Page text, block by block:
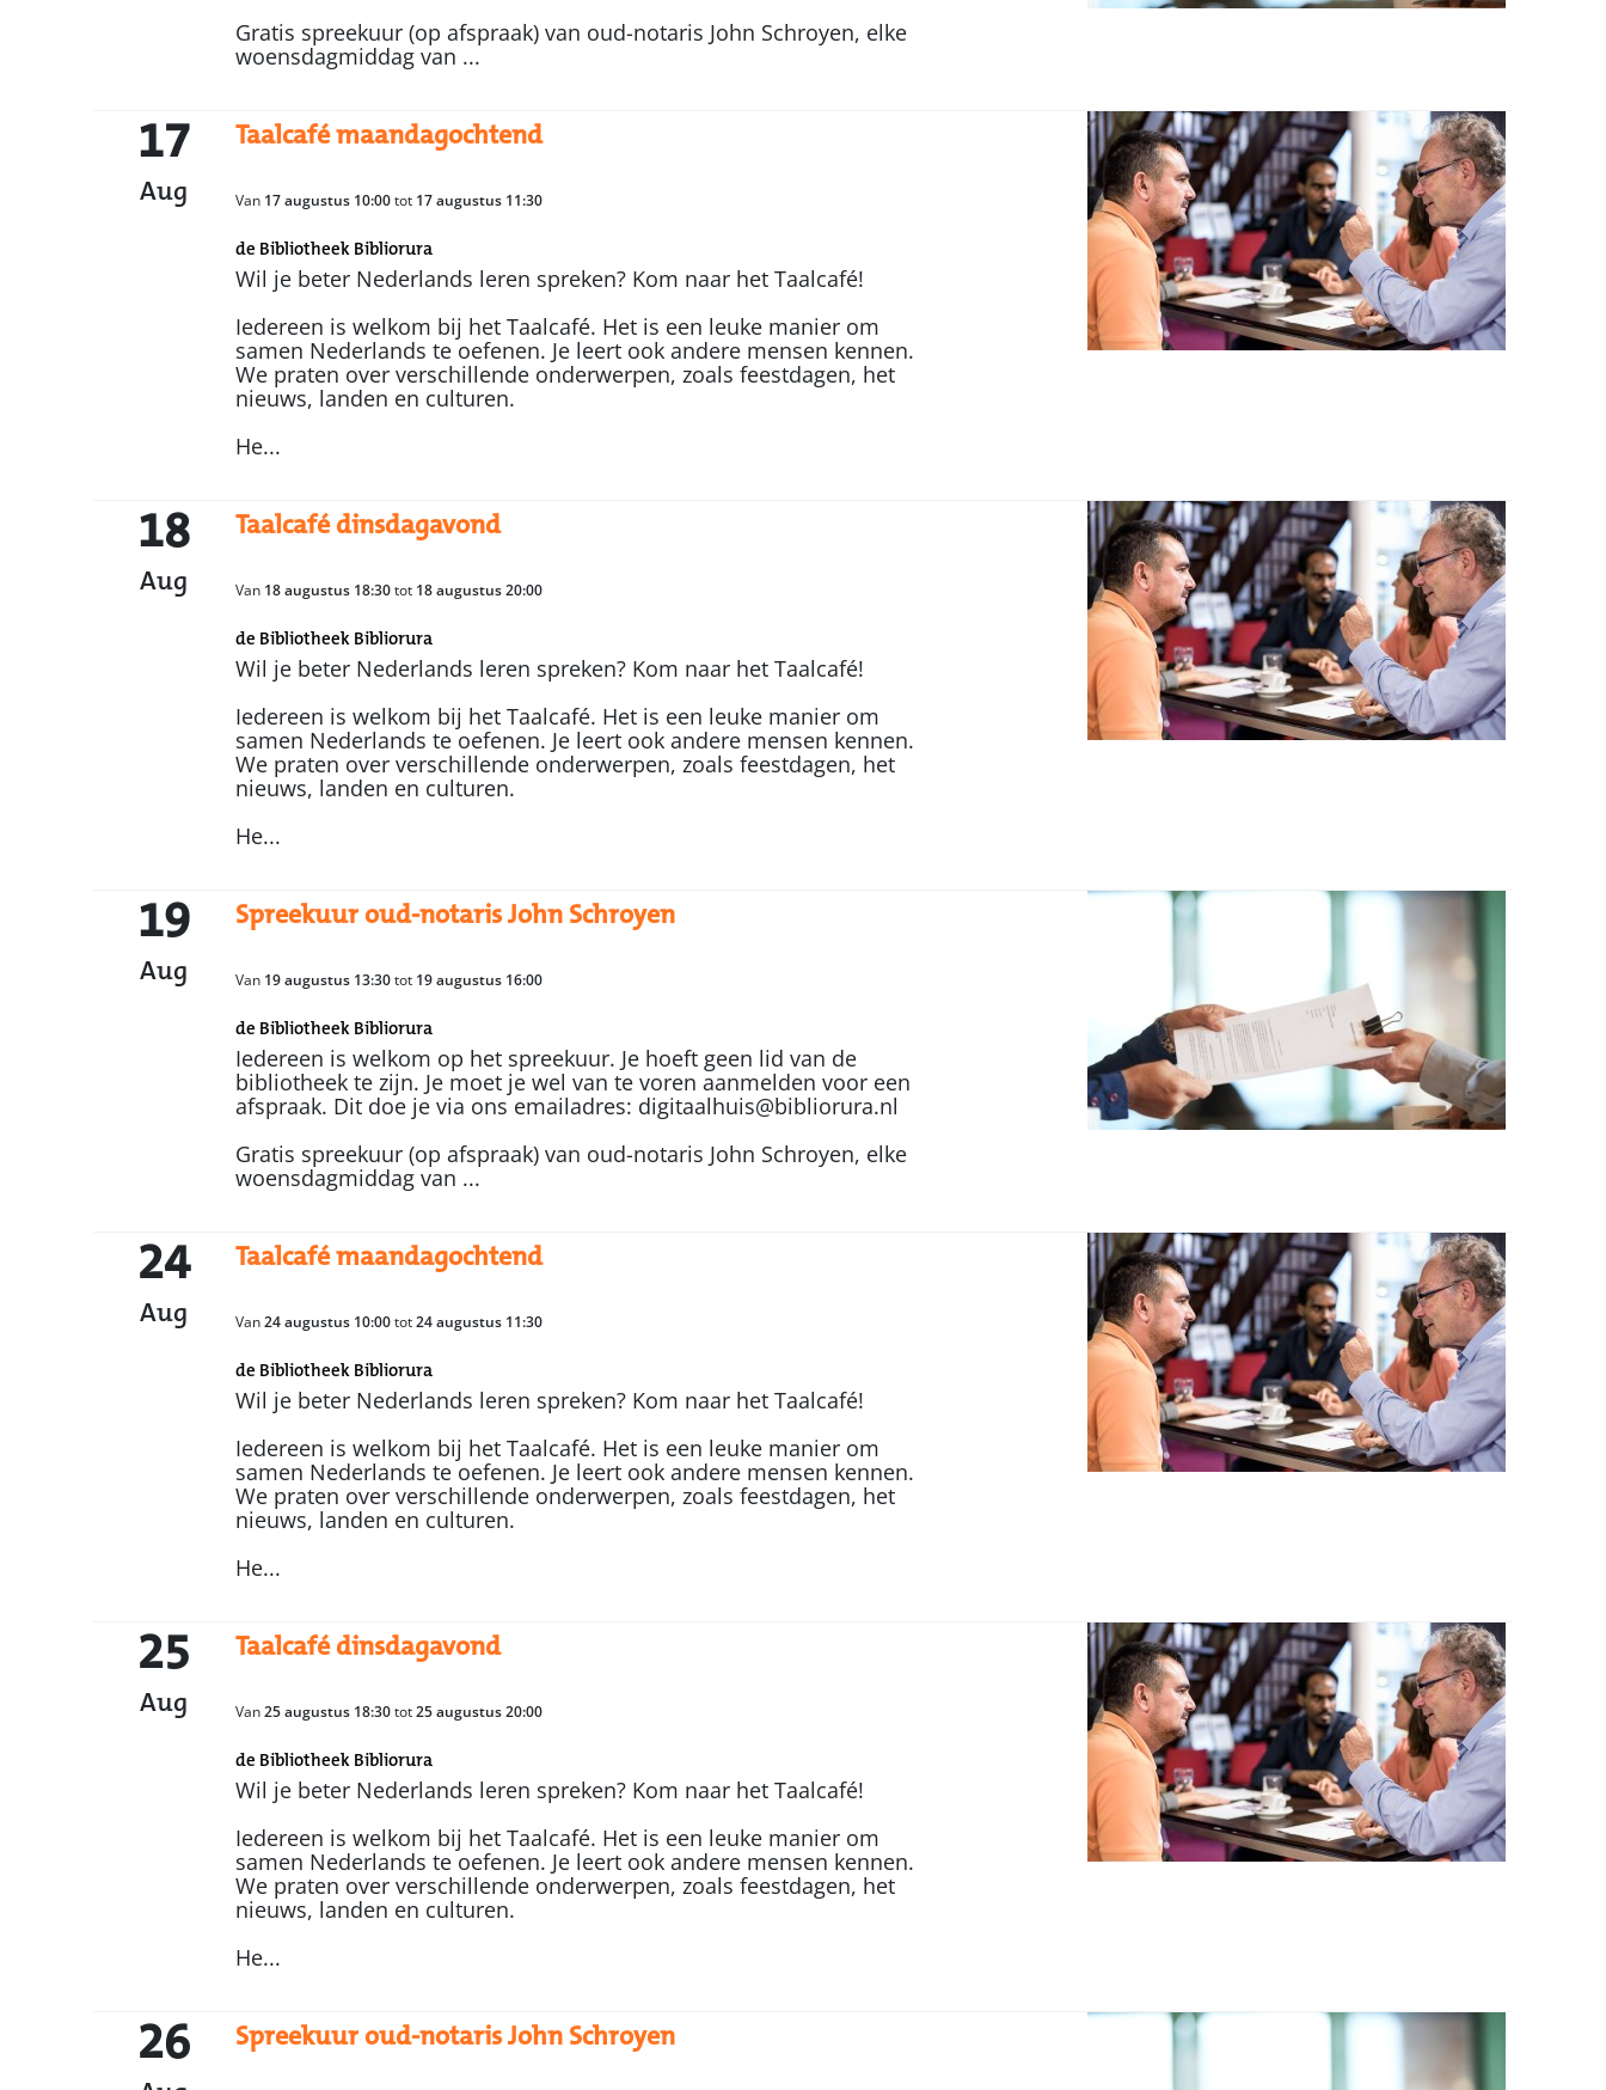
Gratis spreekuur (op afspraak) van oud-notaris John Schroyen, elke
woensdagmiddag van ...
17
Aug
Taalcafé maandagochtend
Van 17 augustus 10:00tot 17 augustus 11:30
de Bibliotheek Bibliorura
Wil je beter Nederlands leren spreken? Kom naar het Taalcafé!
Iedereen is welkom bij het Taalcafé. Het is een leuke manier om
samen Nederlands te oefenen. Je leert ook andere mensen kennen.
We praten over verschillende onderwerpen, zoals feestdagen, het
nieuws, landen en culturen.
He...
18
Aug
Taalcafé dinsdagavond
Van 18 augustus 18:30tot 18 augustus 20:00
de Bibliotheek Bibliorura
Wil je beter Nederlands leren spreken? Kom naar het Taalcafé!
Iedereen is welkom bij het Taalcafé. Het is een leuke manier om
samen Nederlands te oefenen. Je leert ook andere mensen kennen.
We praten over verschillende onderwerpen, zoals feestdagen, het
nieuws, landen en culturen.
He...
19
Aug
Spreekuur oud-notaris John Schroyen
Van 19 augustus 13:30tot 19 augustus 16:00
de Bibliotheek Bibliorura
Iedereen is welkom op het spreekuur. Je hoeft geen lid van de
bibliotheek te zijn. Je moet je wel van te voren aanmelden voor een
afspraak. Dit doe je via ons emailadres: digitaalhuis@bibliorura.nl
Gratis spreekuur (op afspraak) van oud-notaris John Schroyen, elke
woensdagmiddag van ...
24
Aug
Taalcafé maandagochtend
Van24 augustus 10:00tot24 augustus 11:30
de Bibliotheek Bibliorura
Wil je beter Nederlands leren spreken? Kom naar het Taalcafé!
Iedereen is welkom bij het Taalcafé. Het is een leuke manier om
samen Nederlands te oefenen. Je leert ook andere mensen kennen.
We praten over verschillende onderwerpen, zoals feestdagen, het
nieuws, landen en culturen.
He...
25
Aug
Taalcafé dinsdagavond
Van25 augustus 18:30tot25 augustus 20:00
de Bibliotheek Bibliorura
Wil je beter Nederlands leren spreken? Kom naar het Taalcafé!
Iedereen is welkom bij het Taalcafé. Het is een leuke manier om
samen Nederlands te oefenen. Je leert ook andere mensen kennen.
We praten over verschillende onderwerpen, zoals feestdagen, het
nieuws, landen en culturen.
He...
26 Spreekuur oud-notaris John Schroyen